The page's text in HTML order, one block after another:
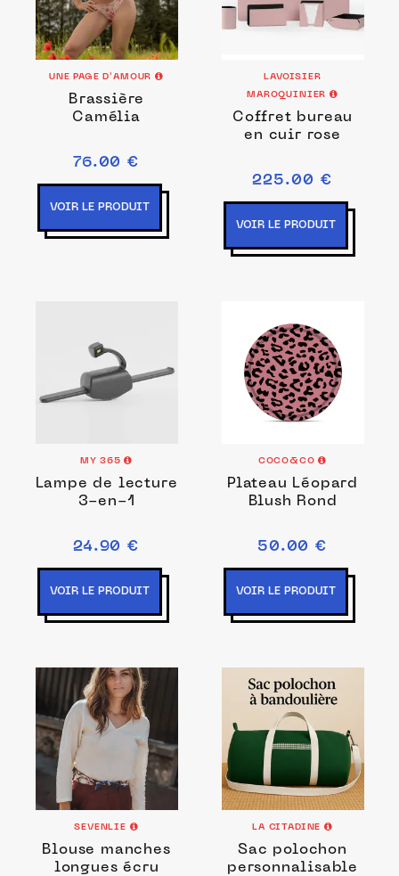
UNE PAGE D'AMOUR
Brassière
Camélia
76.00 €
VOIR LE PRODUIT
LAVOISIER
MAROQUINIER
Coffret bureau
en cuir rose
225.00 €
VOIR LE PRODUIT
MY 365
Lampe de lecture
3-en-1
24.90 €
VOIR LE PRODUIT
COCO&CO
Plateau Léopard
Blush Rond
50.00 €
VOIR LE PRODUIT
SEVENLIE
Blouse manches
longues écru
LA CITADINE
Sac polochon
personnalisable